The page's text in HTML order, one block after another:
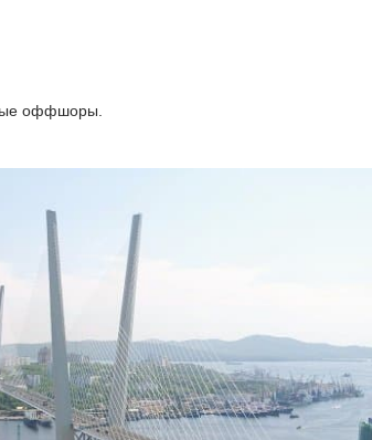
оффшоры.
банке на
компанию
Регистрация
от 3770 EUR